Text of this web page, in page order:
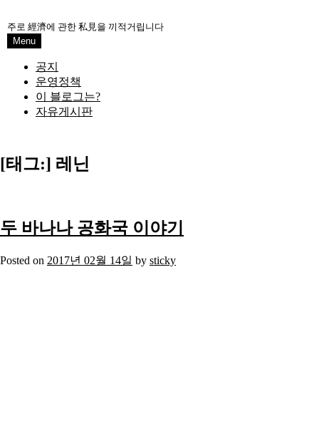
content
주로 經濟에 관한 私見을 끼적거립니다
Menu
공지
운영정책
이 블로그는?
자유게시판
[태그:] 레닌
두 바나나 공화국 이야기
Posted on 2017년 02월 14일 by sticky